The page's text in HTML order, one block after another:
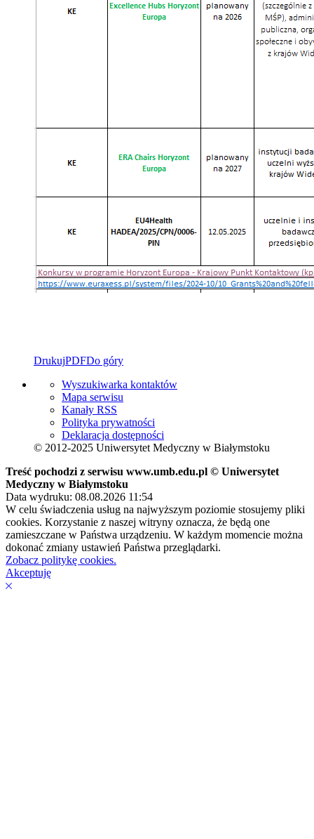
DrukujPDFDo góry
Wyszukiwarka kontaktów
Mapa serwisu
Kanały RSS
Polityka prywatności
Deklaracja dostępności
© 2012-2025 Uniwersytet Medyczny w Białymstoku
Treść pochodzi z serwisu www.umb.edu.pl © Uniwersytet
Medyczny w Białymstoku
Data wydruku: 08.08.2026 11:54
W celu świadczenia usług na najwyższym poziomie stosujemy pliki
cookies. Korzystanie z naszej witryny oznacza, że będą one
zamieszczane w Państwa urządzeniu. W każdym momencie można
dokonać zmiany ustawień Państwa przeglądarki.
Zobacz politykę cookies.
Akceptuję